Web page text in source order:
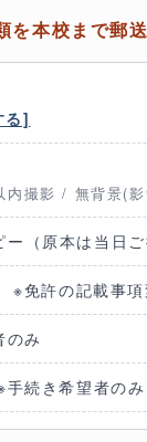
本校まで郵送
る]
内撮影 / 無背景(影
ー （原本は当日
※免許の記載事
のみ
手続き希望者のみ